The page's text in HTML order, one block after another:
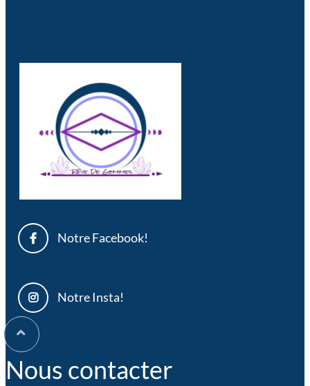
Notre Facebook!
Notre Insta!
Nous contacter